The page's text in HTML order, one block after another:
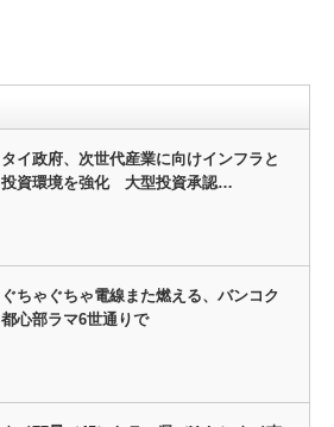
タイ政府、次世代産業に向けインフラと
投資環境を強化 大型投資承認…
ぐちゃぐちゃ電線また燃える、バンコク
都心部ラマ6世通りで